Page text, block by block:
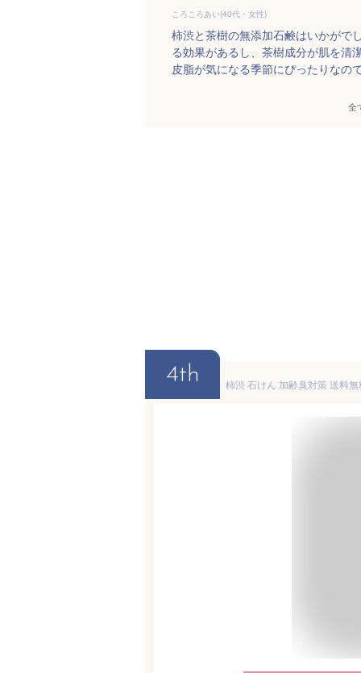
ころころあい(40代・女性)
柿渋と茶樹の無添加石鹸はいかがで
る効果があるし、茶樹成分が肌を清
皮脂が気になる季節にぴったりなの
全
4th